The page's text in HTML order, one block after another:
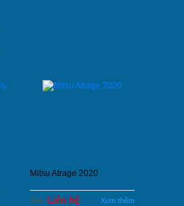
Mitsu Atrage 2020
Giá: Liên hệ Xem thêm